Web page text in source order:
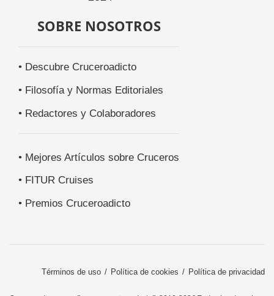
SOBRE NOSOTROS
• Descubre Cruceroadicto
• Filosofía y Normas Editoriales
• Redactores y Colaboradores
• Mejores Artículos sobre Cruceros
• FITUR Cruises
• Premios Cruceroadicto
Términos de uso Política de cookies Política de privacidad